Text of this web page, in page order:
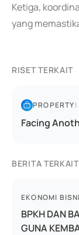
Ketiga,
yang
RISET TERKAIT
PROPERTY|
Facing
BERITA TERKAIT
EKONOMI
BPKH DAN
GUNA